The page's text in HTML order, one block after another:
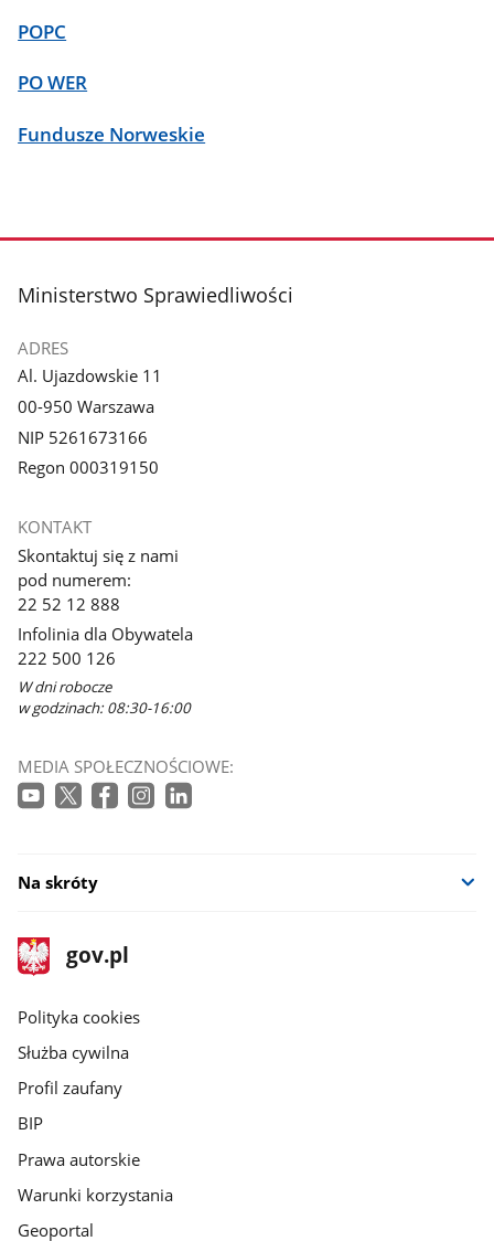
POPC
PO WER
Fundusze Norweskie
stopka
Ministerstwo Sprawiedliwości
ADRES
Al. Ujazdowskie 11
00-950 Warszawa
NIP 5261673166
Regon 000319150
KONTAKT
Skontaktuj się z nami
pod numerem:
22 52 12 888
Infolinia dla Obywatela
222 500 126
W dni robocze
w godzinach: 08:30-16:00
MEDIA SPOŁECZNOŚCIOWE:
Na skróty
stopka
gov.pl
Strona
gov.pl
gov.pl
Polityka cookies
Służba cywilna
Profil zaufany
BIP
Prawa autorskie
Warunki korzystania
Geoportal